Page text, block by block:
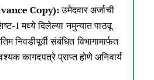
Copy):उमेदवार अर्जाची
I मध्ये दिलेल्या नमुन्यात पाठवू
निवडीपूर्वी संबंधित विभागामार्फत
कागदपत्रे प्राप्त होणे अनिवार्य